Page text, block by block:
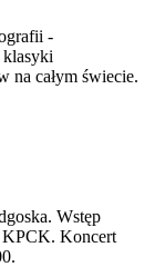
-
klasyki
na całym świecie.
Wstęp
KPCK. Koncert